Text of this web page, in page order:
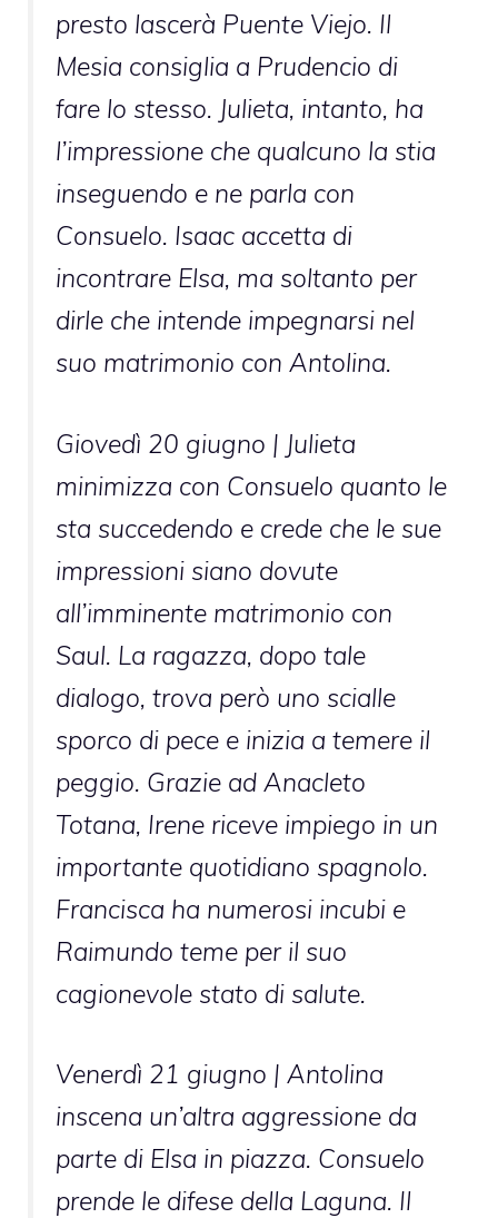
presto lascerà Puente Viejo. Il
Mesia consiglia a Prudencio di
fare lo stesso. Julieta, intanto, ha
l’impressione che qualcuno la stia
inseguendo e ne parla con
Consuelo. Isaac accetta di
incontrare Elsa, ma soltanto per
dirle che intende impegnarsi nel
suo matrimonio con Antolina.
Giovedì 20 giugno | Julieta
minimizza con Consuelo quanto le
sta succedendo e crede che le sue
impressioni siano dovute
all’imminente matrimonio con
Saul. La ragazza, dopo tale
dialogo, trova però uno scialle
sporco di pece e inizia a temere il
peggio. Grazie ad Anacleto
Totana, Irene riceve impiego in un
importante quotidiano spagnolo.
Francisca ha numerosi incubi e
Raimundo teme per il suo
cagionevole stato di salute.
Venerdì 21 giugno | Antolina
inscena un’altra aggressione da
parte di Elsa in piazza. Consuelo
prende le difese della Laguna. Il